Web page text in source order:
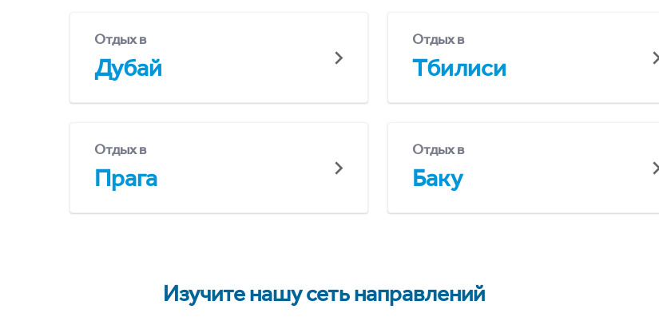
Отдых в
Дубай
Отдых в
Тбилиси
Отдых в
Прага
Отдых в
Баку
Изучите нашу сеть направлений